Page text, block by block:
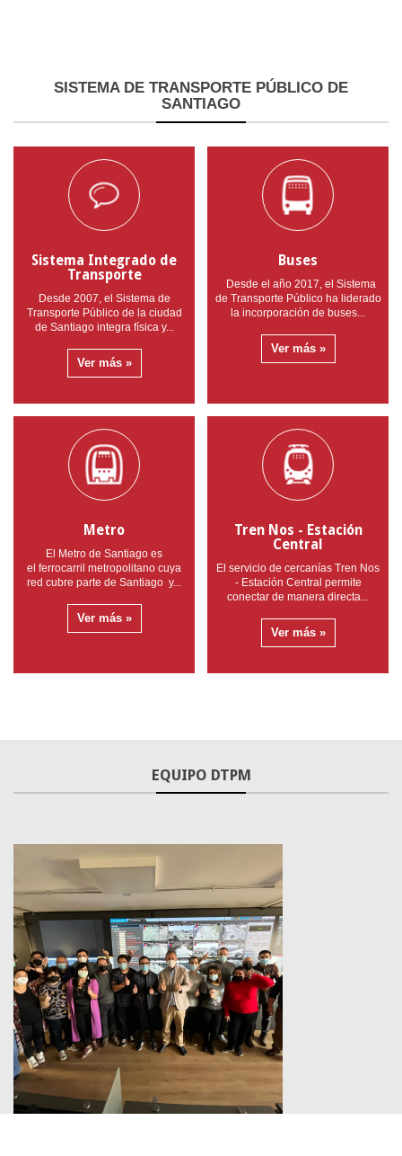
Santiago en 100 palabras
Red Movilidad lanza tarjeta bip! conmemorativa por 25 años
SISTEMADE TRANSPORTE PÚBLICO DE
SANTIAGO
Sistema Integrado de
Transporte
Desde 2007, el Sistema de
Transporte Público de la ciudad
de Santiago integra física y...
Ver más »
Buses
Desde el año 2017, el Sistema
de Transporte Público ha liderado
la incorporación de buses...
Ver más »
Metro
El Metro de Santiago es
el ferrocarril metropolitano cuya
red cubre parte de Santiago y...
Ver más »
Tren Nos - Estación
Central
El servicio de cercanías Tren Nos
- Estación Central permite
conectar de manera directa...
Ver más »
EQUIPO DTPM